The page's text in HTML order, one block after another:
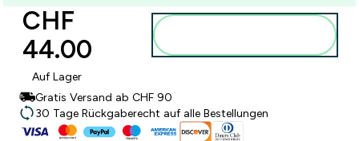
CHF
44.00‎
Auf Lager
Gratis Versand ab CHF 90
30 Tage Rückgaberecht auf alle Bestellungen